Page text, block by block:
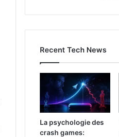
Recent Tech News
La psychologie des
crash games: